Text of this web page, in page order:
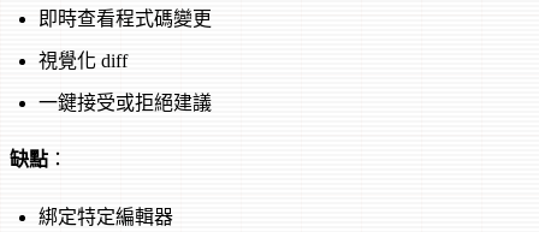
即時查看程式碼變更
視覺化 diff
一鍵接受或拒絕建議
缺點 ：
綁定特定編輯器